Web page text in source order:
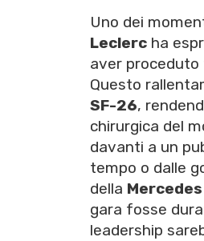
Uno dei
Leclerc ha
aver
Questo
SF-26,
chirurgica del
davanti a un
tempo o dalle
della Mercedes
gara fosse
leadership